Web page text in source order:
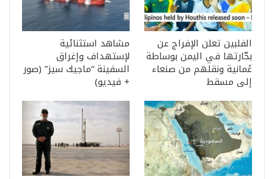
الفلبين تعلن الإفراج عن
بحّارتها في اليمن بوساطة
عُمانية ونقلهم من صنعاء
إلى مسقط
مشاهد استثنائية
لإستهداف وإغراق
السفينة “ماجيك سيز” (صور
+ فيديو)